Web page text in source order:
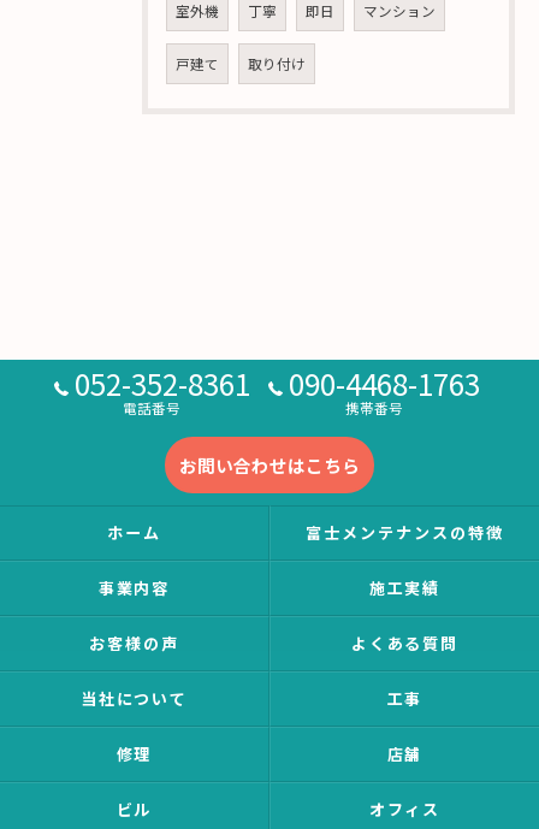
室外機 丁寧 即日 マンション
戸建て 取り付け
052-352-8361
電話番号
090-4468-1763
携帯番号
お問い合わせはこちら
ホーム 富士メンテナンスの特徴
事業内容 施工実績
お客様の声 よくある質問
当社について 工事
修理 店舗
ビル オフィス